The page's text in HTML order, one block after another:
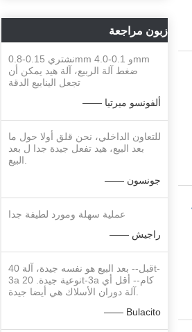
زبون مراجعة
نشتري 0.15-0.8mm و 0.1-4.0mm
ضغط آلة الربيع، آلة هيد يمكن أن
تجعل الينابيع الدقة
—— ألفونسو ميرتيا
للتعاون الداخلي، نحن قلق أولا حول ما
بعد البيع، هيد تفعل جيدة جدا ل بعد
—— جونسون
عملية سهلة ومورد لطيفة جدا
—— راجيش
قبل-- بعد البيع هو نفسه جيدة، آلة 40t-
3a نوعية جيدة. 20t-3a كام-- أقل أي
—— Bulacito